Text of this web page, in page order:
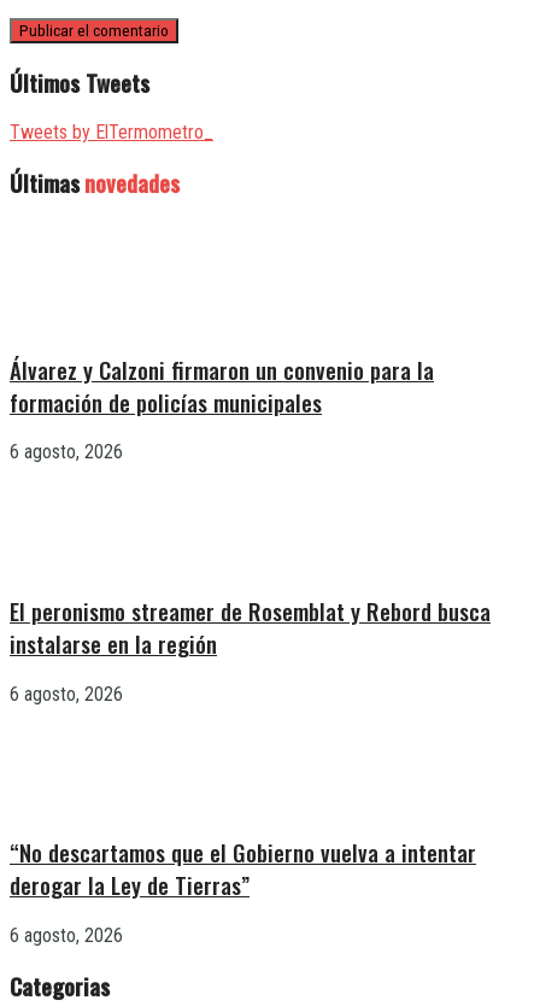
Últimos Tweets
Tweets by ElTermometro_
Últimasnovedades
Álvarez y Calzoni firmaron un convenio para la
formación de policías municipales
6 agosto, 2026
El peronismo streamer de Rosemblat y Rebord busca
instalarse en la región
6 agosto, 2026
“No descartamos que el Gobierno vuelva a intentar
derogar la Ley de Tierras”
6 agosto, 2026
Categorias